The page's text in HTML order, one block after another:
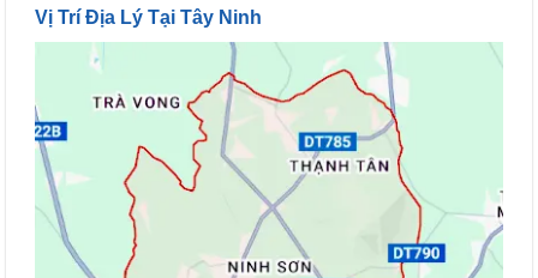
Vị Trí Địa Lý Tại Tây Ninh